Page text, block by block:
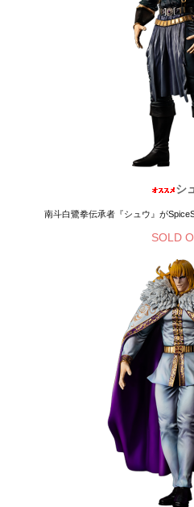
シ
南斗白鷺拳伝承者『シュウ』が
SOLD